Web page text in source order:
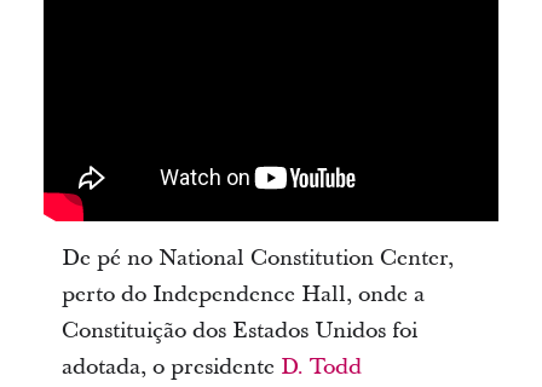
De pé no National Constitution Center,
perto do Independence Hall, onde a
Constituição dos Estados Unidos foi
adotada, o presidente D. Todd